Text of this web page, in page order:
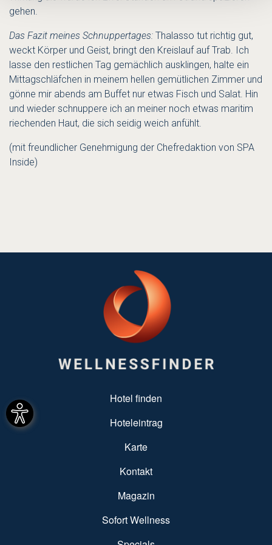
gehen.
Das Fazit meines Schnuppertages: Thalasso tut richtig gut,
weckt Körper und Geist, bringt den Kreislauf auf Trab. Ich
lasse den restlichen Tag gemächlich ausklingen, halte ein
Mittagschläfchen in meinem hellen gemütlichen Zimmer und
gönne mir abends am Buffet nur etwas Fisch und Salat. Hin
und wieder schnuppere ich an meiner noch etwas maritim
riechenden Haut, die sich seidig weich anfühlt.
(mit freundlicher Genehmigung der Chefredaktion von SPA
Inside)
Hotel finden
Hoteleintrag
Karte
Kontakt
Magazin
Sofort Wellness